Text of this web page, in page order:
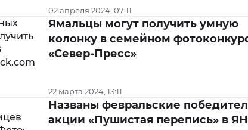
02 апреля 2024, 07:11
Ямальцы могут получить умную
колонку в семейном
«Север-Пресс»
22 марта 2024, 13:11
Названы февральские
акции «Пушистая перепись» в